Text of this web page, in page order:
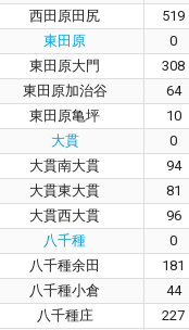
西田原田尻
519
東田原
0
東田原大門
308
東田原加治谷
64
東田原亀坪
10
大貫
0
大貫南大貫
94
大貫東大貫
81
大貫西大貫
96
八千種
0
八千種余田
181
八千種小倉
44
八千種庄
227